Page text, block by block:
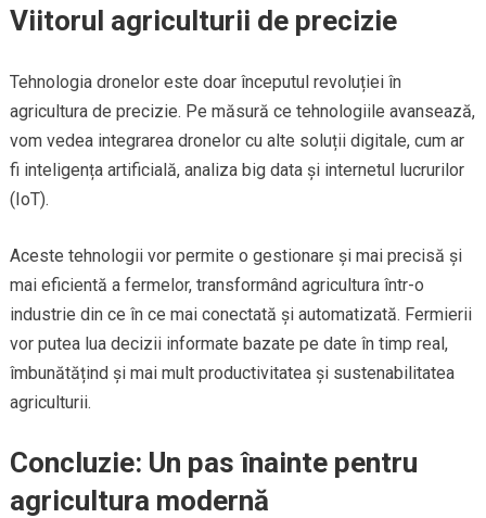
Viitorul agriculturii de precizie
Tehnologia dronelor este doar începutul revoluției în
agricultura de precizie. Pe măsură ce tehnologiile avansează,
vom vedea integrarea dronelor cu alte soluții digitale, cum ar
fi inteligența artificială, analiza big data și internetul lucrurilor
(IoT).
Aceste tehnologii vor permite o gestionare și mai precisă și
mai eficientă a fermelor, transformând agricultura într-o
industrie din ce în ce mai conectată și automatizată. Fermierii
vor putea lua decizii informate bazate pe date în timp real,
îmbunătățind și mai mult productivitatea și sustenabilitatea
agriculturii.
Concluzie: Un pas înainte pentru
agricultura modernă